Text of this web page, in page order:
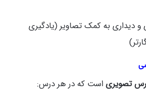
و دیداری به کمک تصاویر (یادگیری
است که در هر درس: